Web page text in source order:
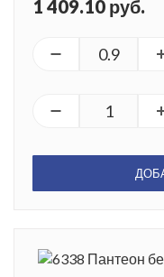
1 409.10 руб.